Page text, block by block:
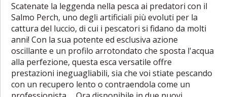
Scatenate la leggenda nella pesca ai predatori con il
Salmo Perch, uno degli artificiali più evoluti per la
cattura del luccio, di cui i pescatori si fidano da molti
anni! Con la sua potente ed esclusiva azione
oscillante e un profilo arrotondato che sposta l'acqua
alla perfezione, questa esca versatile offre
prestazioni ineguagliabili, sia che voi stiate pescando
con un recupero lento o contraendola come un